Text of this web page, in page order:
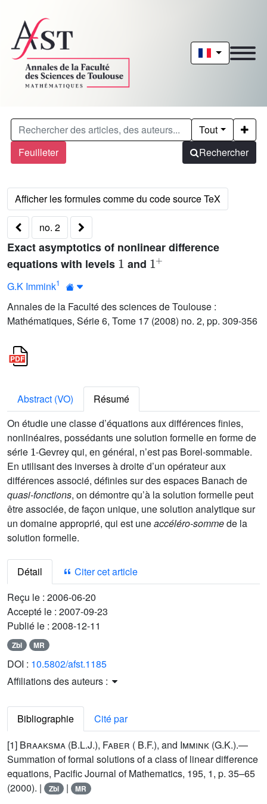
Feuilleter
Tout
Rechercher
no. 2
Exact asymptotics of nonlinear difference
equations with levels
1
and
1+
G.K Immink1
Annales de la Faculté des sciences de Toulouse :
Mathématiques, Série 6, Tome 17 (2008) no. 2, pp. 309-356
Abstract (VO)
Résumé
On étudie une classe d’équations aux différences finies,
nonlinéaires, possédants une solution formelle en forme de
série
1
-Gevrey qui, en général, n’est pas Borel-sommable.
En utilisant des inverses à droite d’un opérateur aux
différences associé, définies sur des espaces Banach de
quasi-fonctions, on démontre qu’à la solution formelle peut
être associée, de façon unique, une solution analytique sur
un domaine approprié, qui est uneaccéléro-sommede la
solution formelle.
Détail
Citer cet article
Reçu le : 2006-06-20
Accepté le : 2007-09-23
Publié le : 2008-12-11
Zbl MR
DOI : 10.5802/afst.1185
Affiliations des auteurs :
Bibliographie
Cité par
[1] Braaksma (B.L.J.), Faber ( B.F.), and Immink (G.K.).—
Summation of formal solutions of a class of linear difference
equations, Pacific Journal of Mathematics, 195, 1, p. 35–65
(2000). |
Zbl | MR